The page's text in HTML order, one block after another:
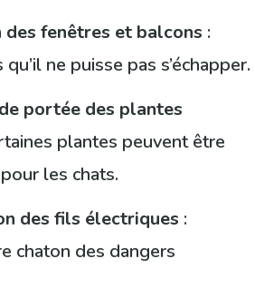
fenêtres et balcons :
ne puisse pas s’échapper.
portée des plantes
plantes peuvent être
les chats.
des fils électriques :
chaton des dangers